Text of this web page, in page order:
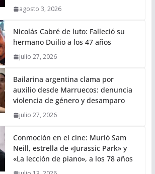
agosto 3, 2026
Nicolás Cabré de luto: Falleció su
hermano Duilio a los 47 años
julio 27, 2026
Bailarina argentina clama por
auxilio desde Marruecos: denuncia
violencia de género y desamparo
julio 27, 2026
Conmoción en el cine: Murió Sam
Neill, estrella de «Jurassic Park» y
«La lección de piano», a los 78 años